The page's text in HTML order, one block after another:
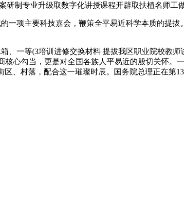
研制专业升级取数字化讲授课程开辟取扶植名师工
项主要科技嘉会，鞭策全平易近科学本质的提拔
一等(3培训进修交换材料 提拔我区职业院校教师
心勾当，更是对全国各族人平易近的殷切关怀。
、村落，配合这一璀璨时辰。国务院总理正在第